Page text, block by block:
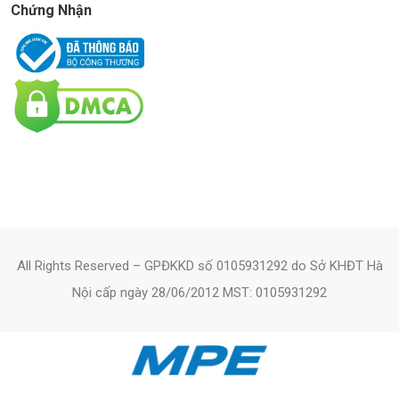
Chứng Nhận
All Rights Reserved – GPĐKKD số 0105931292 do Sở KHĐT Hà
Nội cấp ngày 28/06/2012 MST: 0105931292